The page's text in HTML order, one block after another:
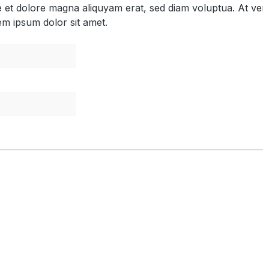
dolore magna aliquyam erat, sed diam voluptua. At
ipsum dolor sit amet.